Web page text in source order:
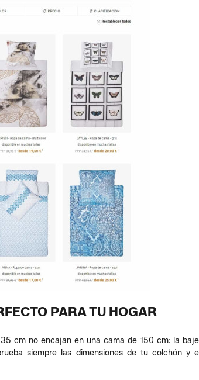
PARA TU HOGAR
cm no encajan en una cama de 150 cm: la
siempre las dimensiones de tu colchón y